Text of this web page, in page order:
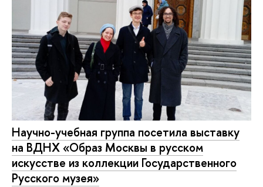
Научно-учебная группа посетила выставку
на ВДНХ «Образ Москвы в русском
искусстве из коллекции Государственного
Русского музея»